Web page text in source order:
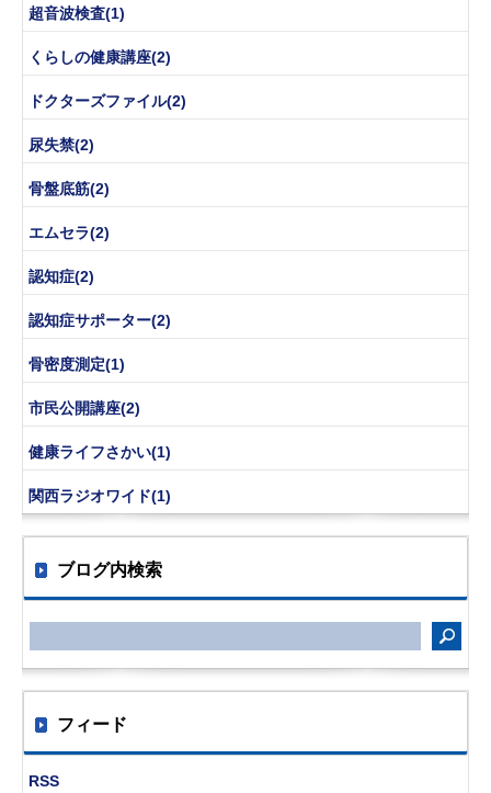
超音波検査(1)
くらしの健康講座(2)
ドクターズファイル(2)
尿失禁(2)
骨盤底筋(2)
エムセラ(2)
認知症(2)
認知症サポーター(2)
骨密度測定(1)
市民公開講座(2)
健康ライフさかい(1)
関西ラジオワイド(1)
ブログ内検索
フィード
RSS